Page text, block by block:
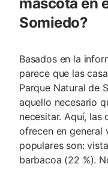
Somiedo?
Basados en la
parece que las
Parque Natural de
aquello necesario
necesitar. Aquí, las
ofrecen en general
populares son:
barbacoa (22 %).